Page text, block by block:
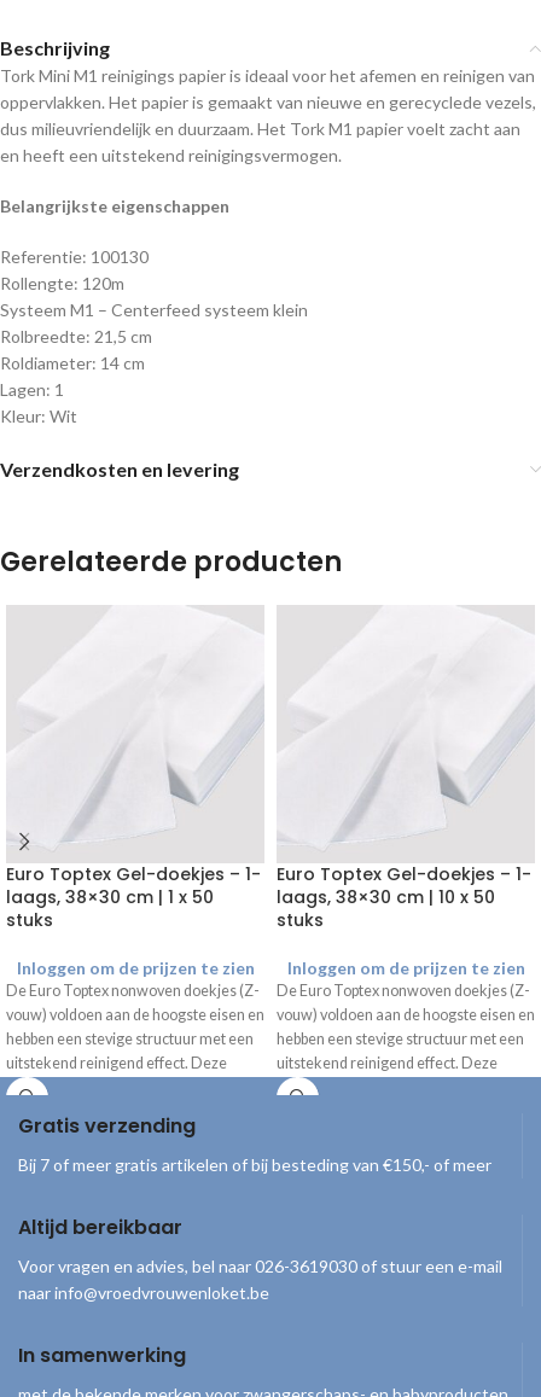
Beschrijving
Tork Mini M1 reinigings papier is ideaal voor het afemen en reinigen van
oppervlakken. Het papier is gemaakt van nieuwe en gerecyclede vezels,
dus milieuvriendelijk en duurzaam. Het Tork M1 papier voelt zacht aan
en heeft een uitstekend reinigingsvermogen.
Belangrijkste eigenschappen
Referentie: 100130
Rollengte: 120m
Systeem M1 – Centerfeed systeem klein
Rolbreedte: 21,5 cm
Roldiameter: 14 cm
Lagen: 1
Kleur: Wit
Verzendkosten en levering
Gerelateerde producten
Euro Toptex Gel-doekjes – 1-
laags, 38×30 cm | 1 x 50
stuks
Inloggen om de prijzen te zien
De Euro Toptex nonwoven doekjes (Z-
vouw) voldoen aan de hoogste eisen en
hebben een stevige structuur met een
uitstekend reinigend effect. Deze
doekjes zijn een goed alternatief voor
verkrijgbaar zijn.
Euro Toptex Gel-doekjes – 1-
laags, 38×30 cm | 10 x 50
stuks
Inloggen om de prijzen te zien
De Euro Toptex nonwoven doekjes (Z-
vouw) voldoen aan de hoogste eisen en
hebben een stevige structuur met een
uitstekend reinigend effect. Deze
doekjes zijn een goed alternatief voor
Gratis verzending
Bij 7 of meer gratis artikelen of bij besteding van €150,- of meer
Altijd bereikbaar
Voor vragen en advies, bel naar 026-3619030 of stuur een e-mail
naar info@vroedvrouwenloket.be
In samenwerking